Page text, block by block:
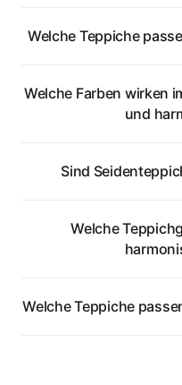
Welche Teppiche
Welche Farben wirken
und
Sind
Welche
Welche Teppiche